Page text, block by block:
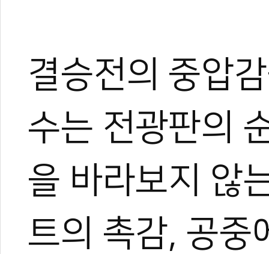
결승전의 중압
수는 전광판의
을 바라보지 않
트의 촉감, 공중